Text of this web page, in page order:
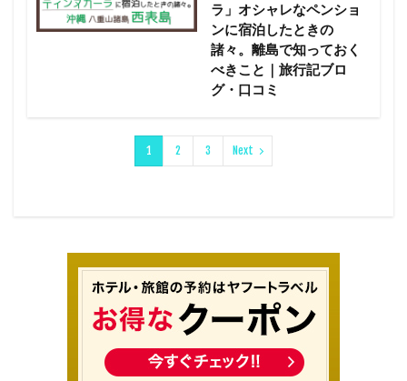
ラ」オシャレなペンショ
ンに宿泊したときの
諸々。離島で知っておく
べきこと｜旅行記ブロ
グ・口コミ
1 2 3 Next